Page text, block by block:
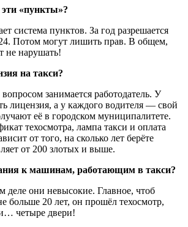
«пункты»?
система пунктов. За год разрешается
Потом могут лишить прав. В общем,
не нарушать!
на такси?
занимается работодатель. У
лицензия, а у каждого водителя — свой
её в городском муниципалитете.
техосмотра, лампа такси и оплата
от того, на сколько лет берёте
от 200 злотых и выше.
к машинам, работающим в такси?
деле они невысокие. Главное, чтоб
больше 20 лет, он прошёл техосмотр,
четыре двери!